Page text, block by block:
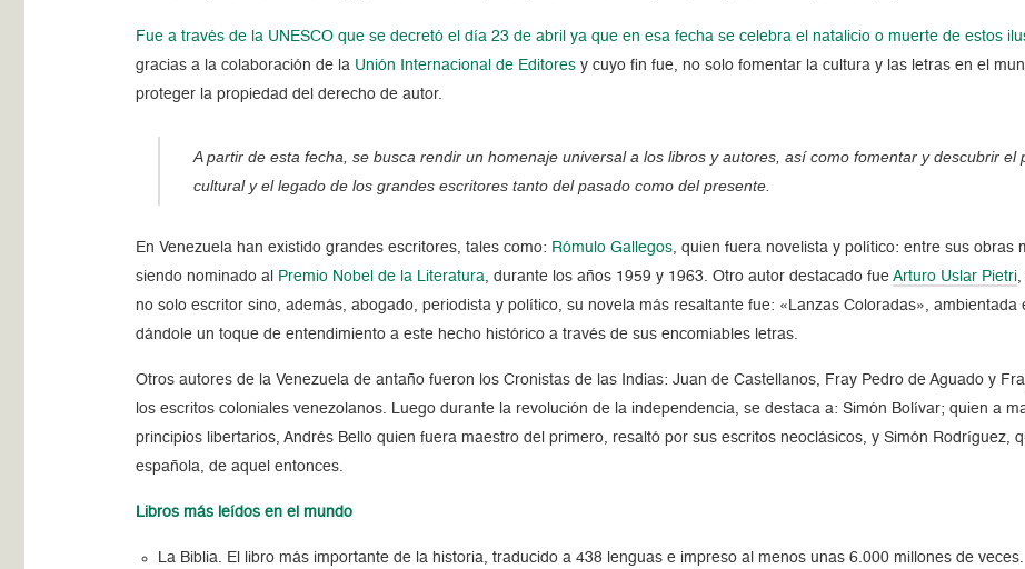
Fue a través de la UNESCO que se decretó el día 23 de abril ya que en esa fecha se celebra el natalicio o muerte de estos
gracias a la colaboración de la Unión Internacional de Editores y cuyo fin fue, no solo fomentar la cultura y las letras en el
proteger la propiedad del derecho de autor.
A partir de esta fecha, se busca rendir un homenaje universal a los libros y autores, así como fomentar y descubrir
cultural y el legado de los grandes escritores tanto del pasado como del presente.
En Venezuela han existido grandes escritores, tales como: Rómulo Gallegos , quien fuera novelista y político: entre sus obras
siendo nominado al
Premio Nobel de la Literatura , durante los años 1959 y 1963. Otro autor destacado fueArturo Uslar Pietri
no solo escritor sino, además, abogado, periodista y político, su novela más resaltante fue: «Lanzas Coloradas», ambientada
dándole un toque de entendimiento a este hecho histórico a través de sus encomiables letras.
Otros autores de la Venezuela de antaño fueron los Cronistas de las Indias: Juan de Castellanos, Fray Pedro de Aguado y
los escritos coloniales venezolanos. Luego durante la revolución de la independencia, se destaca a: Simón Bolívar; quien a
principios libertarios, Andrés Bello quien fuera maestro del primero, resaltó por sus escritos neoclásicos, y Simón Rodríguez,
española, de aquel entonces.
Libros más leídos en el mundo
La Biblia. El libro más importante de la historia, traducido a 438 lenguas e impreso al menos unas 6.000 millones de veces.